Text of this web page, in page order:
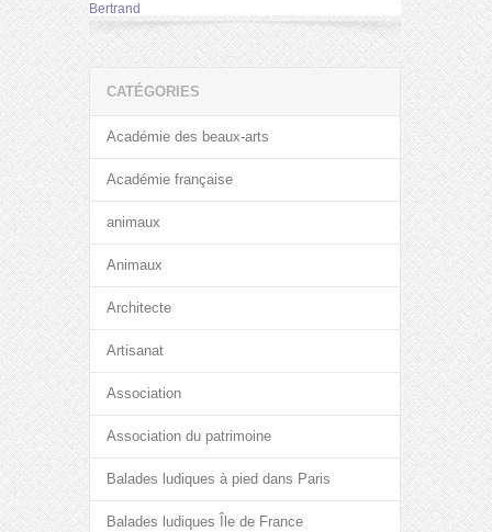
Bertrand
CATÉGORIES
Académie des beaux-arts
Académie française
animaux
Animaux
Architecte
Artisanat
Association
Association du patrimoine
Balades ludiques à pied dans Paris
Balades ludiques Île de France